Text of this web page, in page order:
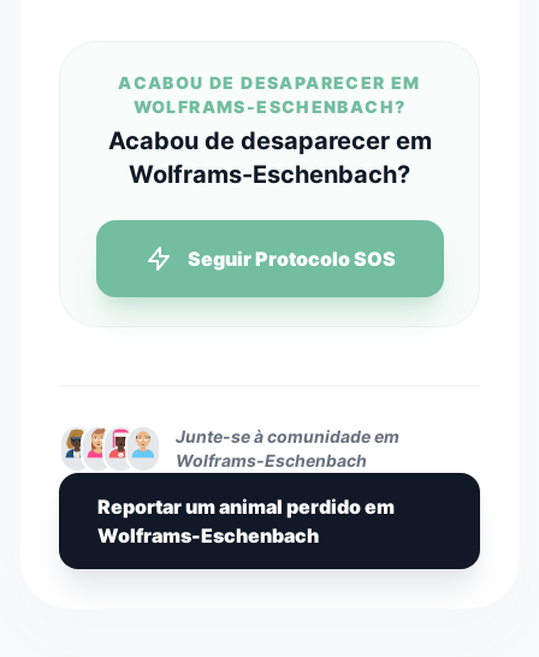
ACABOU DE DESAPARECER EM
WOLFRAMS-ESCHENBACH?
Acabou de desaparecer em
Wolframs-Eschenbach?
Seguir Protocolo SOS
Junte-se à comunidade em
Wolframs-Eschenbach
Reportar um animal perdido em
Wolframs-Eschenbach